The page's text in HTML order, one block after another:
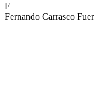
F
Fernando Carrasco